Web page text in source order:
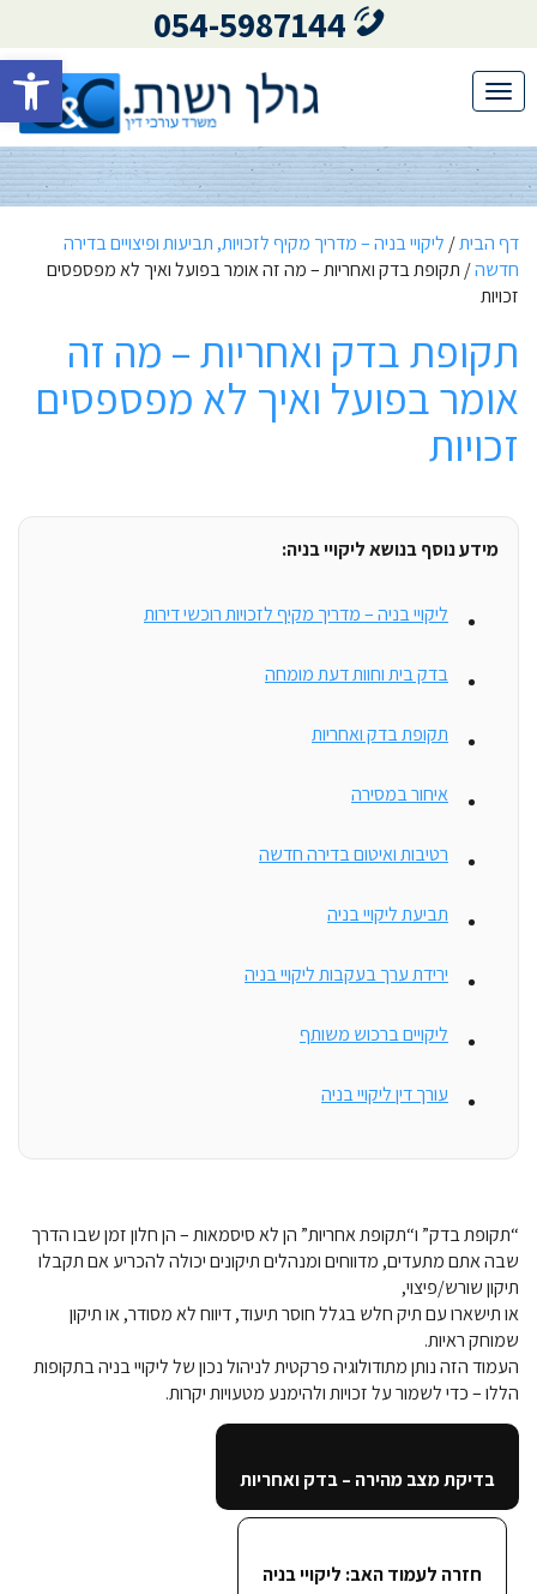
פתח
054-5987144
Toggle
דף הבית/ ליקויי בניה – מדריך מקיף לזכויות, תביעות ופיצויים בדירה
חדשה/ תקופת בדק ואחריות – מה זה אומר בפועל ואיך לא מפספסים
זכויות
תקופת בדק ואחריות – מה זה
אומר בפועל ואיך לא מפספסים
זכויות
מידע נוסף בנושא ליקויי בניה:
ליקויי בניה – מדריך מקיף לזכויות רוכשי דירות
בדק בית וחוות דעת מומחה
תקופת בדק ואחריות
איחור במסירה
רטיבות ואיטום בדירה חדשה
תביעת ליקויי בניה
ירידת ערך בעקבות ליקויי בניה
ליקויים ברכוש משותף
עורך דין ליקויי בניה
“תקופת בדק” ו“תקופת אחריות” הן לא סיסמאות – הן חלון זמן שבו הדרך
שבה אתם מתעדים, מדווחים ומנהלים תיקונים יכולה להכריע אם תקבלו
תיקון שורש/פיצוי,
או תישארו עם תיק חלש בגלל חוסר תיעוד, דיווח לא מסודר, או תיקון
שמוחק ראיות.
העמוד הזה נותן מתודולוגיה פרקטית לניהול נכון של ליקויי בניה בתקופות
הללו – כדי לשמור על זכויות ולהימנע מטעויות יקרות.
בדיקת מצב מהירה – בדק ואחריות
חזרה לעמוד האב: ליקויי בניה